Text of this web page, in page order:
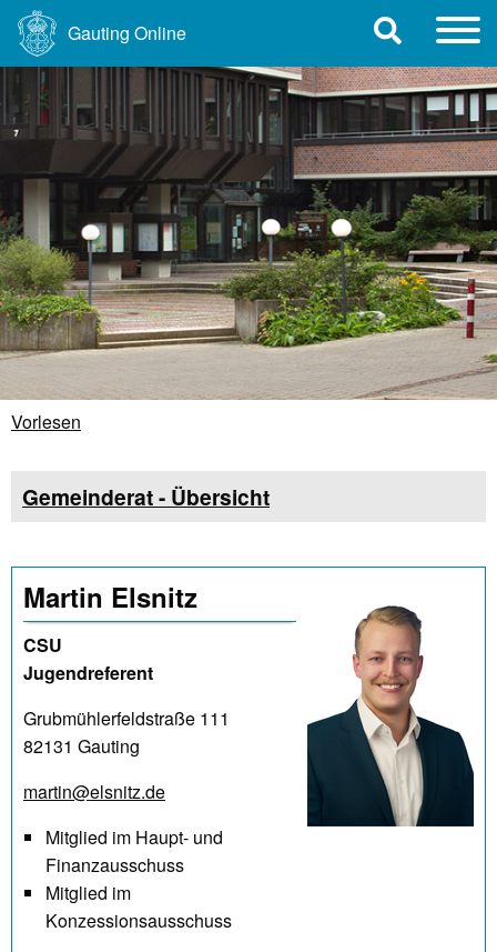
Gauting Online
Vorlesen
Gemeinderat - Übersicht
Martin Elsnitz
CSU
Jugendreferent
Grubmühlerfeldstraße 111
82131 Gauting
martin@elsnitz.de
Mitglied im Haupt- und
Finanzausschuss
Mitglied im
Konzessionsausschuss